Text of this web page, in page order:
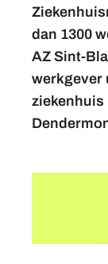
dan 1300
AZ Sint-
werkgever
ziekenhuis